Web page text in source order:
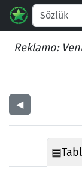
Reklamo:
◀︎
▤